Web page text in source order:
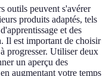
outils peuvent s'avérer
produits adaptés, tels
et des
Il est important de choisir
progresser. Utiliser deux
un aperçu des
augmentant votre temps